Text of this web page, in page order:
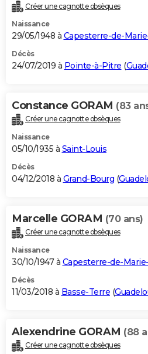
Créer une cagnotte obsèques
Naissance
29/05/1948 à Capesterre-de-
Décès
24/07/2019 à Pointe-à-Pitre (
Constance GORAM (83
Créer une cagnotte obsèques
Naissance
05/10/1935 à Saint-Louis
Décès
04/12/2018 à Grand-Bourg (
Marcelle GORAM (70 ans)
Créer une cagnotte obsèques
Naissance
30/10/1947 à Capesterre-de-
Décès
11/03/2018 à Basse-Terre (
Alexendrine GORAM (88
Créer une cagnotte obsèques